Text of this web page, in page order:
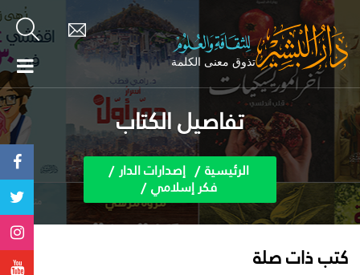
تفاصيل الكتاب
الرئيسية إصدارات الدار
فكر إسلامي
كتب ذات صلة